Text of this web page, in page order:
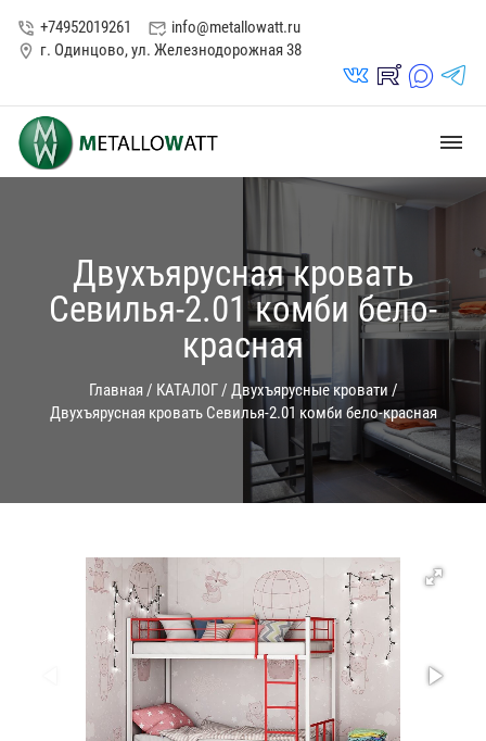
phone_in_talk +74952019261 mark_email_read info@metallowatt.ru
location_on г. Одинцово, ул. Железнодорожная 38
vk_in rutube_in max_s telegrams_in
dehaze
Двухъярусная кровать
Севилья-2.01 комби бело-
красная
Главная / КАТАЛОГ/ Двухъярусные кровати /
Двухъярусная кровать Севилья-2.01 комби бело-красная